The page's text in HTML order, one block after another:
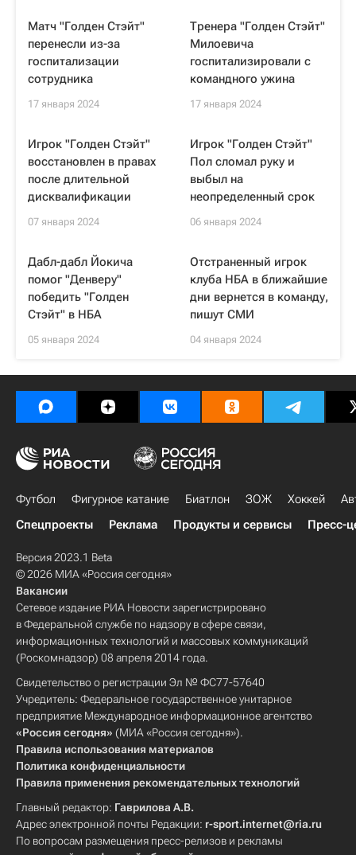
Матч "Голден Стэйт"
перенесли из-за
госпитализации
сотрудника
17 января 2024
Тренера "Голден Стэйт"
Милоевича
госпитализировали с
командного ужина
17 января 2024
Игрок "Голден Стэйт"
восстановлен в правах
после длительной
дисквалификации
07 января 2024
Игрок "Голден Стэйт"
Пол сломал руку и
выбыл на
неопределенный срок
06 января 2024
Дабл-дабл Йокича
помог "Денверу"
победить "Голден
Стэйт" в НБА
05 января 2024
Отстраненный игрок
клуба НБА в ближайшие
дни вернется в команду,
пишут СМИ
04 января 2024
Футбол Фигурное катание Биатлон ЗОЖ Хоккей
Спецпроекты
Реклама Продукты и сервисы Пресс-
Версия 2023.1 Beta
© 2026 МИА «Россия сегодня»
Вакансии
Сетевое издание РИА Новости зарегистрировано
в Федеральной службе по надзору в сфере связи,
информационных технологий и массовых коммуникаций
(Роскомнадзор) 08 апреля 2014 года.
Свидетельство о регистрации Эл № ФС77-57640
Учредитель: Федеральное государственное унитарное
предприятие Международное информационное агентство
«Россия сегодня» (МИА «Россия сегодня»).
Правила использования материалов
Политика конфиденциальности
Правила применения рекомендательных технологий
Главный редактор: Гаврилова А.В.
Адрес электронной почты Редакции: r-sport.internet@ria.ru
По вопросам размещения пресс-релизов и рекламы